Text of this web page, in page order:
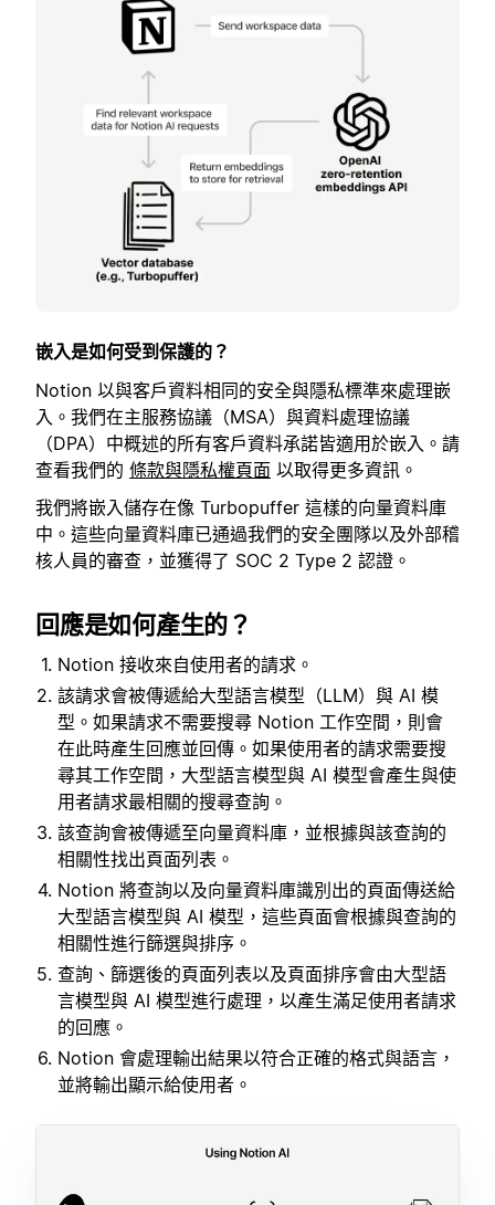
嵌入是如何受到保護的？
Notion 以與客戶資料相同的安全與隱私標準來處理嵌
入。我們在主服務協議（MSA）與資料處理協議
（DPA）中概述的所有客戶資料承諾皆適用於嵌入。請
查看我們的 條款與隱私權頁面 以取得更多資訊。
我們將嵌入儲存在像 Turbopuffer 這樣的向量資料庫
中。這些向量資料庫已通過我們的安全團隊以及外部稽
核人員的審查，並獲得了 SOC 2 Type 2 認證。
回應是如何產生的？
Notion 接收來自使用者的請求。
該請求會被傳遞給大型語言模型（LLM）與 AI 模
型。如果請求不需要搜尋 Notion 工作空間，則會
在此時產生回應並回傳。如果使用者的請求需要搜
尋其工作空間，大型語言模型與 AI 模型會產生與使
用者請求最相關的搜尋查詢。
該查詢會被傳遞至向量資料庫，並根據與該查詢的
相關性找出頁面列表。
Notion 將查詢以及向量資料庫識別出的頁面傳送給
大型語言模型與 AI 模型，這些頁面會根據與查詢的
相關性進行篩選與排序。
查詢、篩選後的頁面列表以及頁面排序會由大型語
言模型與 AI 模型進行處理，以產生滿足使用者請求
的回應。
Notion 會處理輸出結果以符合正確的格式與語言，
並將輸出顯示給使用者。